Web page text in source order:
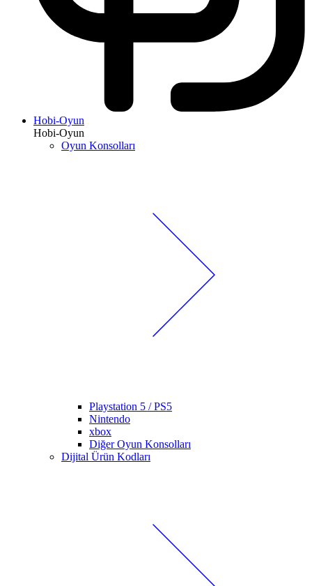
Hobi-Oyun
Hobi-Oyun
Oyun Konsolları
Playstation 5 / PS5
Nintendo
xbox
Diğer Oyun Konsolları
Dijital Ürün Kodları